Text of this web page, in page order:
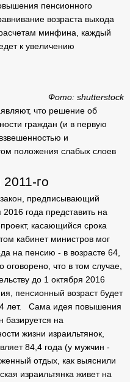
пенсионного
возраста выхода
минфина, каждый
к увеличению
Фото: shutterstock
что решение об
граждан (и в первую
и
положения слабых слоев
2011-го
предписывающий
2016 года представить на
касающийся срока
кабинет министров мог
на пенсию - в возрасте 64,
что в том случае,
до 1 октября 2016
пенсионный возраст будет
лет. Сама идея повышения
базируется на
жизни израильтянок,
84,4 года (у мужчин -
отдых, как выяснили
израильтянка живет на